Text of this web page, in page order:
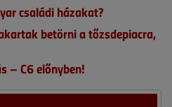
családi házakat?
betörni a tőzsdepiacra,
– C6 előnyben!